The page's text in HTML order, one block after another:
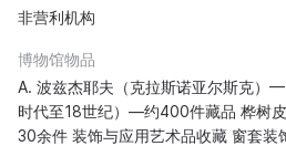
非营利机构
博物馆物品
A. 波兹杰耶夫（克拉斯诺亚尔斯克）
时代至18世纪）—约400件藏品 桦树
30余件 装饰与应用艺术品收藏 窗套装